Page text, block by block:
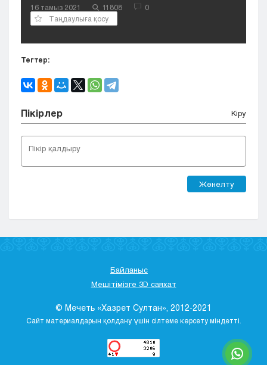
16 тамыз 2021 11808
0
Таңдаулыға қосу
Тегтер:
Пікірлер Кіру
Жөнелту
Байланыс
Мешітімізге 3D саяхат
© Мечеть «Хазрет Султан», 2012-2021
Сайт материалдарын қолдану үшін сілтеме көрсету міндетті.